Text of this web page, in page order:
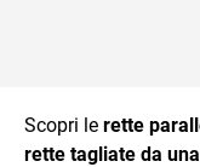
Scopri le rette
rette tagliate da